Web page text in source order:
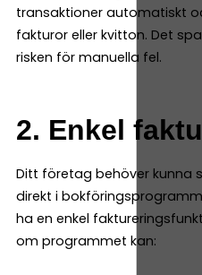
transaktioner automatiskt
fakturor eller kvitton. Det
risken för manuella fel.
2. Enkel
Ditt företag behöver kunna
direkt i
ha en enkel
om programmet kan: